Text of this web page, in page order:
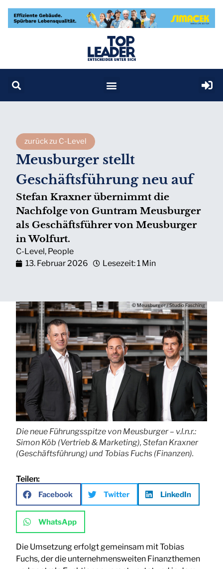
zurück zu C-Level
Meusburger stellt
Geschäftsführung neu auf
Stefan Kraxner übernimmt die
Nachfolge von Guntram Meusburger
als Geschäftsführer von Meusburger
in Wolfurt.
C-Level, People
13. Februar 2026
Lesezeit: 1 Min
© Meusburger / Studio Fasching
Die neue Führungsspitze von Meusburger – v.l.n.r.:
Simon Köb (Vertrieb & Marketing), Stefan Kraxner
(Geschäftsführung) und Tobias Fuchs (Finanzen).
Teilen:
Facebook Twitter LinkedIn
WhatsApp
Die Umsetzung erfolgt gemeinsam mit Tobias
Fuchs, der die unternehmensweiten Finanzthemen